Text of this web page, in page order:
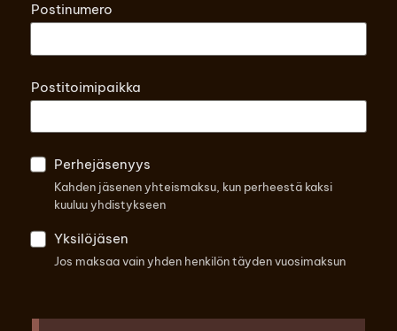
Postinumero
Postitoimipaikka
Perhejäsenyys
Kahden jäsenen yhteismaksu, kun perheestä kaksi
kuuluu yhdistykseen
Yksilöjäsen
Jos maksaa vain yhden henkilön täyden vuosimaksun